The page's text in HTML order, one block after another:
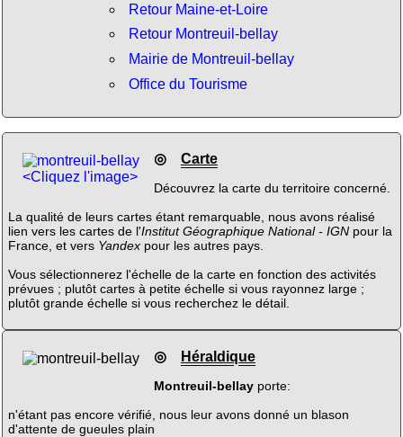
Retour Maine-et-Loire
Retour Montreuil-bellay
Mairie de Montreuil-bellay
Office du Tourisme
<Cliquez l'image>
◎ Carte
Découvrez la carte du territoire concerné.
La qualité de leurs cartes étant remarquable, nous avons réalisé
lien vers les cartes de l'Institut Géographique National - IGNpour la
France, et vers Yandexpour les autres pays.
Vous sélectionnerez l'échelle de la carte en fonction des activités
prévues ; plutôt cartes à petite échelle si vous rayonnez large ;
plutôt grande échelle si vous recherchez le détail.
◎ Héraldique
Montreuil-bellayporte:
n'étant pas encore vérifié, nous leur avons donné un blason
d'attente de gueules plain